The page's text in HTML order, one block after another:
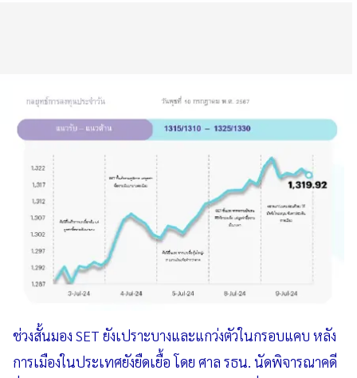
ช่วงสั้นมอง SET ยังเปราะบางและแกว่งตัวในกรอบแคบ หลัง
การเมืองในประเทศยังยืดเยื้อ โดย ศาล รธน. นัดพิจารณาคดี